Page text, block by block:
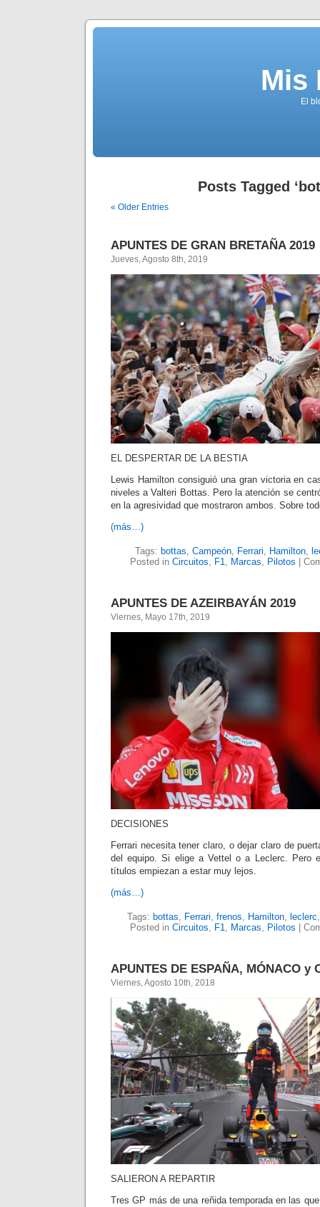
Mis
El
Posts Tagged
« Older Entries
APUNTES DE GRAN BRETAÑA 2019
Jueves, Agosto 8th, 2019
EL DESPERTAR DE LA BESTIA
Lewis Hamilton consiguió una gran victoria en
niveles a Valteri Bottas. Pero la atención se
en la agresividad que mostraron ambos. Sobre
(más…)
Tags: bottas, Campeón, Ferrari, Hamilton,
Posted in Circuitos, F1, Marcas, Pilotos
APUNTES DE AZEIRBAYÁN 2019
Viernes, Mayo 17th, 2019
DECISIONES
Ferrari necesita tener claro, o dejar claro de
del equipo. Si elige a Vettel o a Leclerc. Pero
títulos empiezan a estar muy lejos.
(más…)
Tags: bottas, Ferrari, frenos, Hamilton, leclerc
Posted in Circuitos, F1, Marcas, Pilotos
APUNTES DE ESPAÑA, MÓNACO y
Viernes, Agosto 10th, 2018
SALIERON A REPARTIR
Tres GP más de una reñida temporada en las